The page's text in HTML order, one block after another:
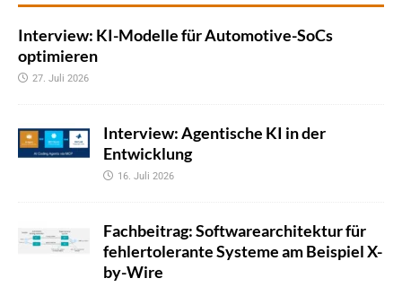
Interview: KI-Modelle für Automotive-SoCs
optimieren
27. Juli 2026
Interview: Agentische KI in der
Entwicklung
16. Juli 2026
Fachbeitrag: Softwarearchitektur für
fehlertolerante Systeme am Beispiel X-
by-Wire